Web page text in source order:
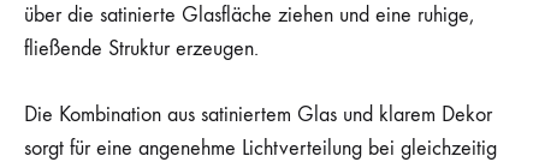
über die satinierte Glasfläche ziehen und eine ruhige,
fließende Struktur erzeugen.
Die Kombination aus satiniertem Glas und klarem Dekor
sorgt für eine angenehme Lichtverteilung bei gleichzeitig